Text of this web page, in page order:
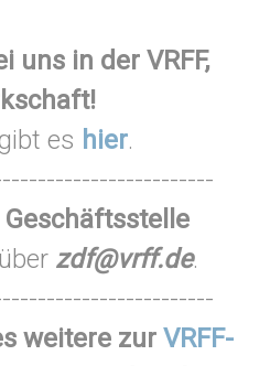
uns in der VRFF,
es hier.
Geschäftsstelle
über zdf@vrff.de.
weitere zurVRFF-